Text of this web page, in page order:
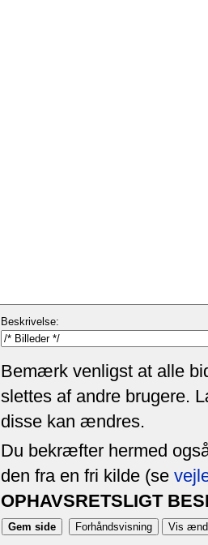
Beskrivelse:
Bemærk venligst at alle
slettes af andre brugere.
disse kan ændres.
Du bekræfter hermed
den fra en fri kilde (se
OPHAVSRETSLIGT